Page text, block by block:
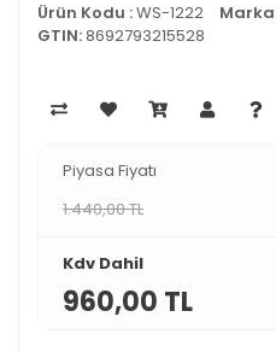
Ürün Kodu :WS-1222 Marka
GTIN:8692793215528
Piyasa Fiyatı
1.440,00 TL
Kdv Dahil
960,00 TL